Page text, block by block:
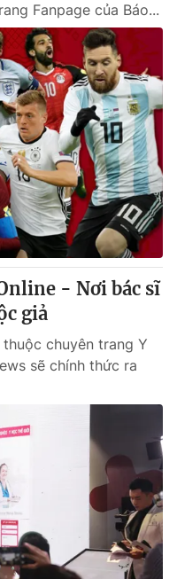
không có sự chấp
khi phát hành lại
Fanpage của Báo...
- Nơi bác sĩ
giả
thuộc chuyên trang Y
sẽ chính thức ra